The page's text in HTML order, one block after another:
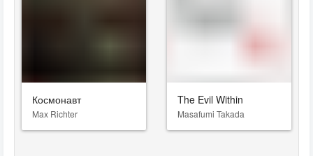
Космонавт
Max Richter
The Evil Within
Masafumi Takada